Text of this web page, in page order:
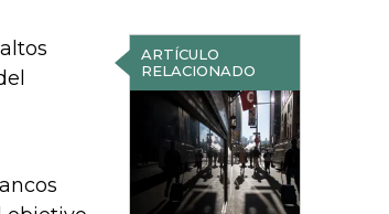
ARTÍCULO
RELACIONADO